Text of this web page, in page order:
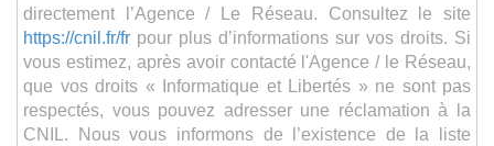
directement l’Agence / Le Réseau. Consultez le site
https://cnil.fr/fr pour plus d’informations sur vos droits. Si
vous estimez, après avoir contacté l'Agence / le Réseau,
que vos droits « Informatique et Libertés » ne sont pas
respectés, vous pouvez adresser une réclamation à la
CNIL. Nous vous informons de l’existence de la liste